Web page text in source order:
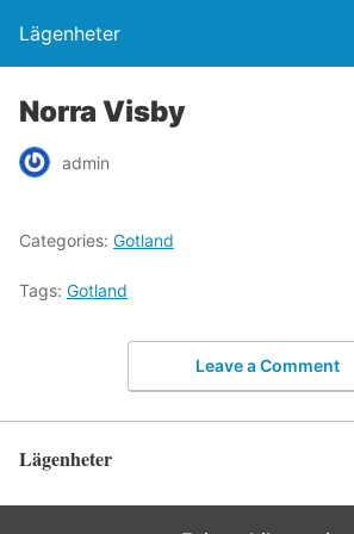
Lägenheter
Norra Visby
admin
Categories: Gotland
Tags: Gotland
Leave a Comment
Lägenheter